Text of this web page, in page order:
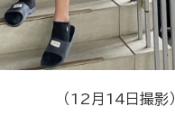
（12月14日撮影）